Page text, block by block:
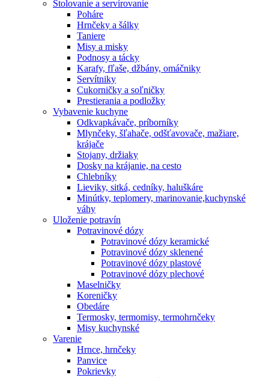
Stolovanie a servírovanie
Poháre
Hrnčeky a šálky
Taniere
Misy a misky
Podnosy a tácky
Karafy, fľaše, džbány, omáčniky
Servítniky
Cukorničky a soľničky
Prestierania a podložky
Vybavenie kuchyne
Odkvapkávače, príborníky
Mlynčeky, šľahače, odšťavovače, mažiare,
krájače
Stojany, držiaky
Dosky na krájanie, na cesto
Chlebníky
Lieviky, sitká, cedníky, haluškáre
Minútky, teplomery, marinovanie,kuchynské
váhy
Uloženie potravín
Potravinové dózy
Potravinové dózy keramické
Potravinové dózy sklenené
Potravinové dózy plastové
Potravinové dózy plechové
Maselničky
Koreničky
Obedáre
Termosky, termomisy, termohrnčeky
Misy kuchynské
Varenie
Hrnce, hrnčeky
Panvice
Pokrievky